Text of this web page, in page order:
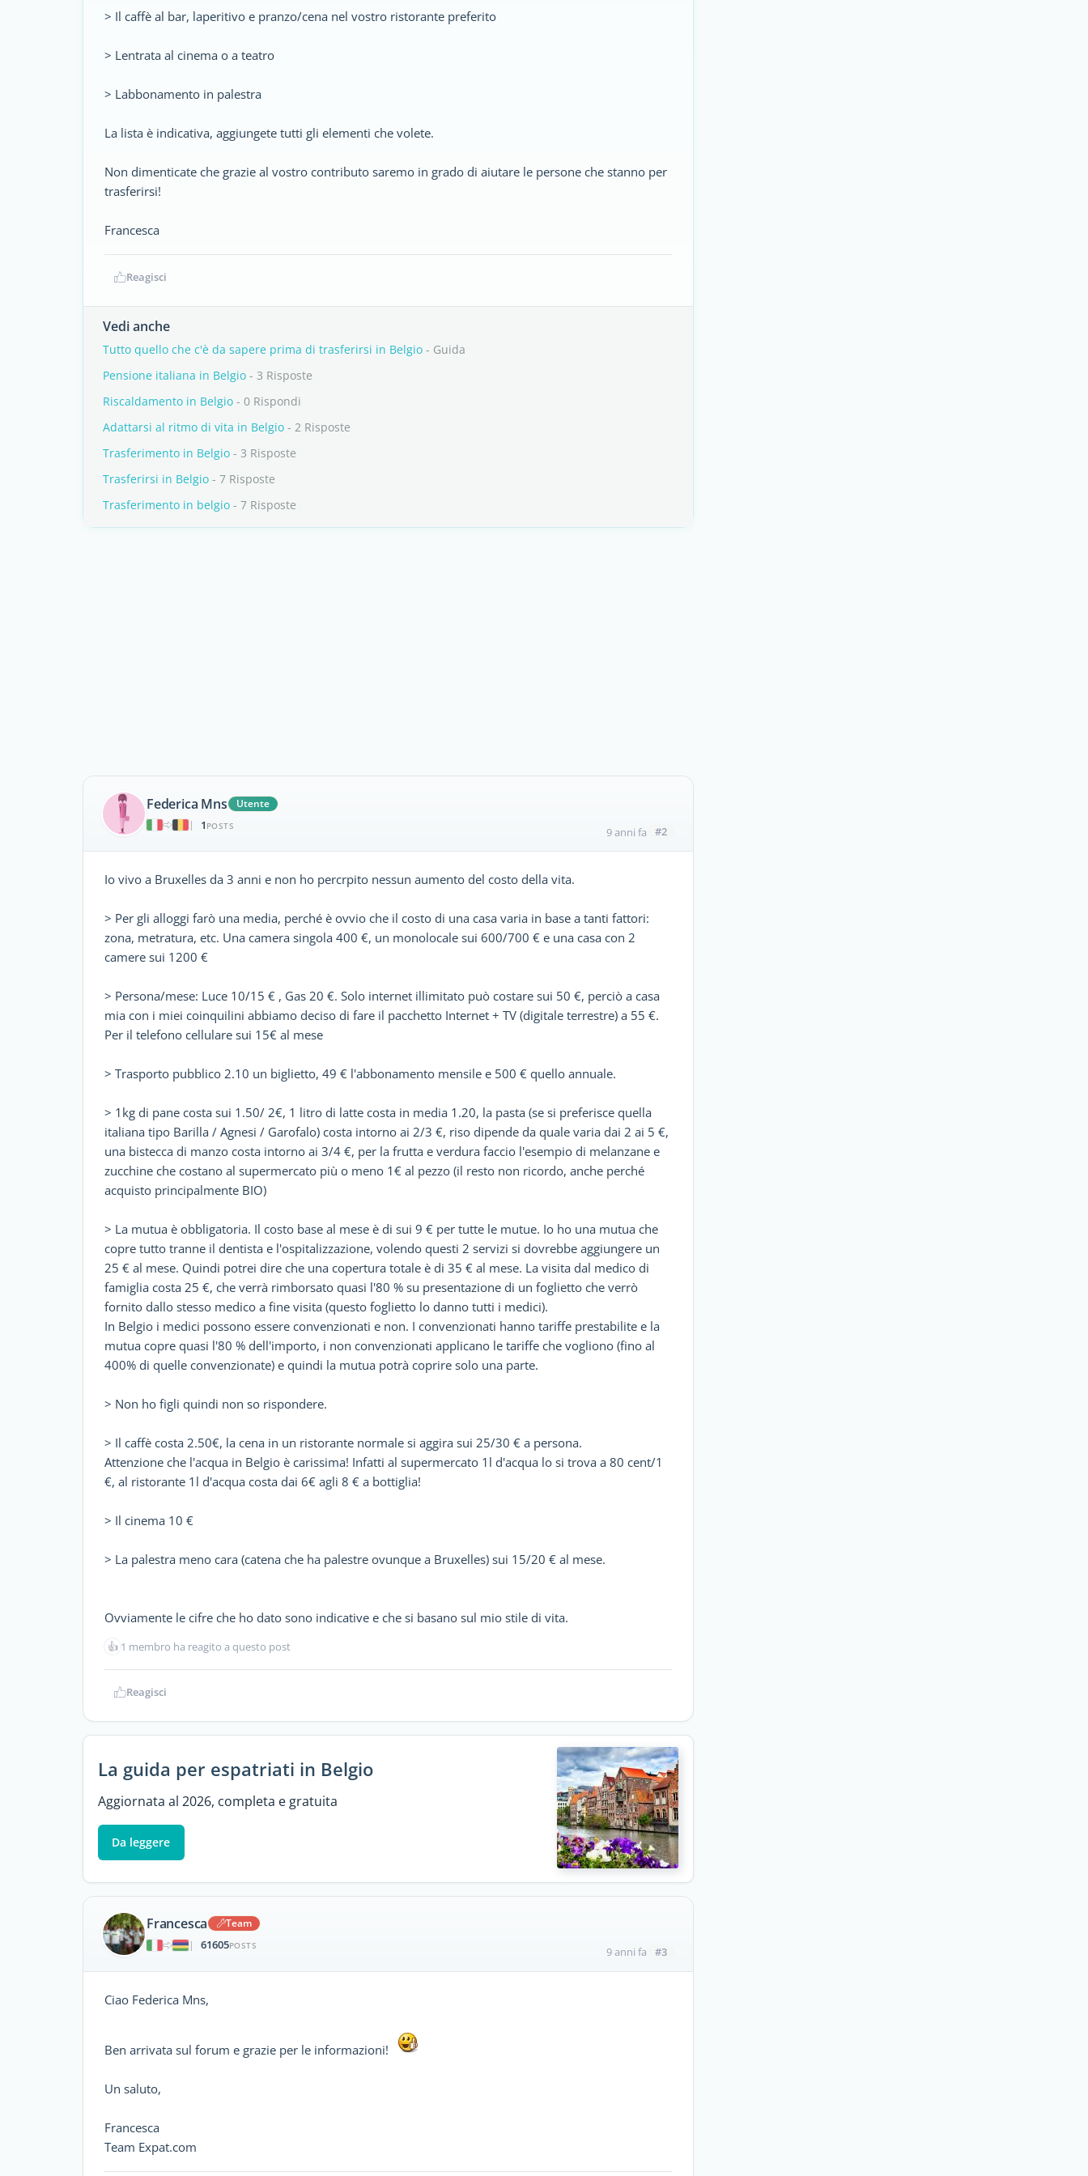
> Il caffè al bar, laperitivo e pranzo/cena nel vostro ristorante preferito
> Lentrata al cinema o a teatro
> Labbonamento in palestra
La lista è indicativa, aggiungete tutti gli elementi che volete.
Non dimenticate che grazie al vostro contributo saremo in grado di aiutare le persone che stanno per
trasferirsi!
Francesca
Reagisci
Vedi anche
Tutto quello che c'è da sapere prima di trasferirsi in Belgio - Guida
Pensione italiana in Belgio - 3 Risposte
Riscaldamento in Belgio - 0 Rispondi
Adattarsi al ritmo di vita in Belgio - 2 Risposte
Trasferimento in Belgio - 3 Risposte
Trasferirsi in Belgio - 7 Risposte
Trasferimento in belgio - 7 Risposte
Federica Mns
Utente
|
1 POSTS 9 anni fa #2
Io vivo a Bruxelles da 3 anni e non ho percrpito nessun aumento del costo della vita.
> Per gli alloggi farò una media, perché è ovvio che il costo di una casa varia in base a tanti fattori:
zona, metratura, etc. Una camera singola 400 €, un monolocale sui 600/700 € e una casa con 2
camere sui 1200 €
> Persona/mese: Luce 10/15 € , Gas 20 €. Solo internet illimitato può costare sui 50 €, perciò a casa
mia con i miei coinquilini abbiamo deciso di fare il pacchetto Internet + TV (digitale terrestre) a 55 €.
Per il telefono cellulare sui 15€ al mese
> Trasporto pubblico 2.10 un biglietto, 49 € l'abbonamento mensile e 500 € quello annuale.
> 1kg di pane costa sui 1.50/ 2€, 1 litro di latte costa in media 1.20, la pasta (se si preferisce quella
italiana tipo Barilla / Agnesi / Garofalo) costa intorno ai 2/3 €, riso dipende da quale varia dai 2 ai 5 €,
una bistecca di manzo costa intorno ai 3/4 €, per la frutta e verdura faccio l'esempio di melanzane e
zucchine che costano al supermercato più o meno 1€ al pezzo (il resto non ricordo, anche perché
acquisto principalmente BIO)
> La mutua è obbligatoria. Il costo base al mese è di sui 9 € per tutte le mutue. Io ho una mutua che
copre tutto tranne il dentista e l'ospitalizzazione, volendo questi 2 servizi si dovrebbe aggiungere un
25 € al mese. Quindi potrei dire che una copertura totale è di 35 € al mese. La visita dal medico di
famiglia costa 25 €, che verrà rimborsato quasi l'80 % su presentazione di un foglietto che verrò
fornito dallo stesso medico a fine visita (questo foglietto lo danno tutti i medici).
In Belgio i medici possono essere convenzionati e non. I convenzionati hanno tariffe prestabilite e la
mutua copre quasi l'80 % dell'importo, i non convenzionati applicano le tariffe che vogliono (fino al
400% di quelle convenzionate) e quindi la mutua potrà coprire solo una parte.
> Non ho figli quindi non so rispondere.
> Il caffè costa 2.50€, la cena in un ristorante normale si aggira sui 25/30 € a persona.
Attenzione che l'acqua in Belgio è carissima! Infatti al supermercato 1l d'acqua lo si trova a 80 cent/1
€, al ristorante 1l d'acqua costa dai 6€ agli 8 € a bottiglia!
> Il cinema 10 €
> La palestra meno cara (catena che ha palestre ovunque a Bruxelles) sui 15/20 € al mese.
Ovviamente le cifre che ho dato sono indicative e che si basano sul mio stile di vita.
👍 1 membro ha reagito a questo post
Reagisci
La guida per espatriati in Belgio
Aggiornata al 2026, completa e gratuita
Da leggere
Francesca
Team
|
61605POSTS 9 anni fa #3
Ciao Federica Mns,
Ben arrivata sul forum e grazie per le informazioni!
Un saluto,
Francesca
Team Expat.com